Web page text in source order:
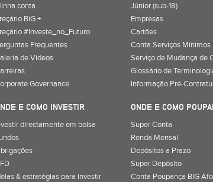
conta
BiG +
#Investe_no_Futuro
Frequentes
de Vídeos
Governance
Júnior (sub-18)
Empresas
Cartões
Conta Serviços Mínimos
Serviço de Mudança de
Glossário de
Informação Pré-
E COMO INVESTIR
directamente em bolsa
& estratégias para investir
ONDE E COMO
Super Conta
Renda Mensal
Depósitos a Prazo
Super Depósito
Conta Poupança BiG